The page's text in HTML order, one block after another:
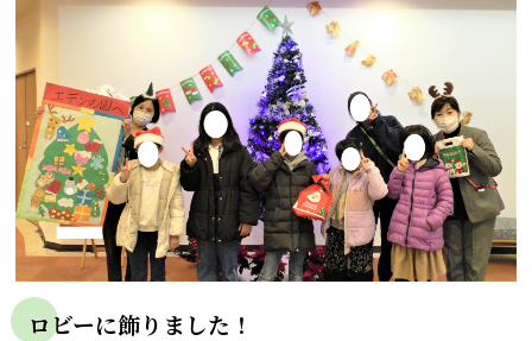
ロビーに飾りました！